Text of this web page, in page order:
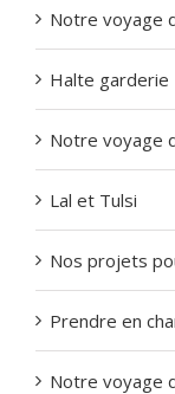
Notre voyage
Halte garderie
Notre voyage
Lal et Tulsi
Nos projets
Prendre en
Notre voyage